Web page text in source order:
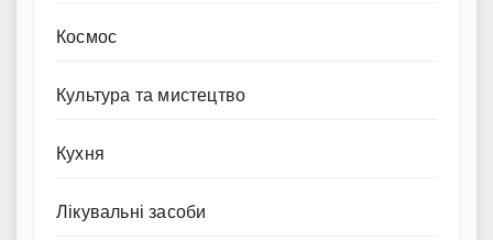
Космос
Культура та мистецтво
Кухня
Лікувальні засоби